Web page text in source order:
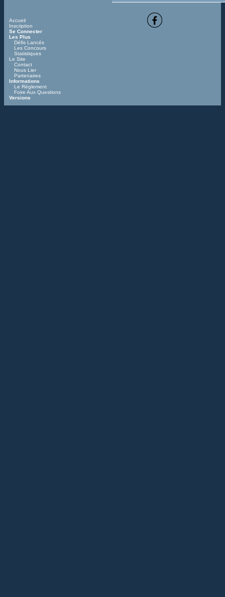
Accueil
Inscription
Se Connecter
Les Plus
Défis Lancés
Les Concours
Statistiques
Le Site
Contact
Nous Lier
Partenaires
Informations
Le Réglement
Foire Aux Questions
Versions